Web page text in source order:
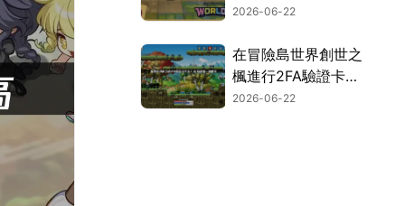
加速器幫你搞定網路
2026-06-22
在冒險島世界創世之
楓進行2FA驗證卡關
了嗎？用UU加速器
2026-06-22